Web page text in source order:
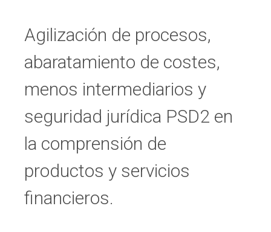
Agilización de procesos,
abaratamiento de costes,
menos intermediarios y
seguridad jurídica PSD2 en
la comprensión de
productos y servicios
financieros.